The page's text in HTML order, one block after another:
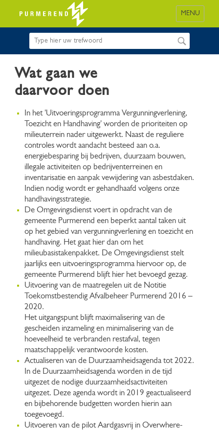
MENU
Wat gaan we
daarvoor doen
In het 'Uitvoeringsprogramma Vergunningverlening,
Toezicht en Handhaving' worden de prioriteiten op
milieuterrein nader uitgewerkt. Naast de reguliere
controles wordt aandacht besteed aan o.a.
energiebesparing bij bedrijven, duurzaam bouwen,
illegale activiteiten op bedrijventerreinen en
inventarisatie en aanpak vewijdering van asbestdaken.
Indien nodig wordt er gehandhaafd volgens onze
handhavingsstrategie.
De Omgevingsdienst voert in opdracht van de
gemeente Purmerend een beperkt aantal taken uit
op het gebied van vergunningverlening en toezicht en
handhaving. Het gaat hier dan om het
milieubasistakenpakket. De Omgevingsdienst stelt
jaarlijks een uitvoeringsprogramma hiervoor op, de
gemeente Purmerend blijft hier het bevoegd gezag.
Uitvoering van de maatregelen uit de Notitie
Toekomstbestendig Afvalbeheer Purmerend 2016 –
2020.
Het uitgangspunt blijft maximalisering van de
gescheiden inzameling en minimalisering van de
hoeveelheid te verbranden restafval, tegen
maatschappelijk verantwoorde kosten.
Actualiseren van de Duurzaamheidsagenda tot 2022.
In de Duurzaamheidsagenda worden in de tijd
uitgezet de nodige duurzaamheidsactiviteiten
uitgezet. Deze agenda wordt in 2019 geactualiseerd
en bijbehorende budgetten worden hierin aan
toegevoegd.
Uitvoeren van de pilot Aardgasvrij in Overwhere-